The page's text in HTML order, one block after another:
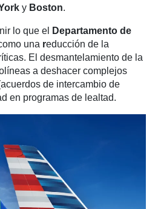
y Boston.
lo que el
Departamento de
una reducción de la
El desmantelamiento de la
a deshacer complejos
de intercambio de
en programas de lealtad.